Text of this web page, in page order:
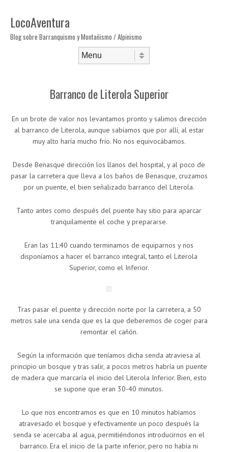
LocoAventura
Blog sobre Barranquismo y Montañismo / Alpinismo
Barranco de Literola Superior
En un brote de valor nos levantamos pronto y salimos dirección
al barranco de Literola, aunque sabíamos que por allí, al estar
muy alto haría mucho frío. No nos equivocábamos.
Desde Benasque dirección los llanos del hospital, y al poco de
pasar la carretera que lleva a los baños de Benasque, cruzamos
por un puente, el bien señalizado barranco del Literola.
Tanto antes como después del puente hay sitio para aparcar
tranquilamente el coche y prepararse.
Eran las 11:40 cuando terminamos de equiparnos y nos
disponíamos a hacer el barranco integral, tanto el Literola
Superior, como el Inferior.
Tras pasar el puente y dirección norte por la carretera, a 50
metros sale una senda que es la que deberemos de coger para
remontar el cañón.
Según la información que teníamos dicha senda atraviesa al
principio un bosque y tras salir, a pocos metros habría un puente
de madera que marcaría el inicio del Literola Inferior. Bien, esto
se supone que eran 30-40 minutos.
Lo que nos encontramos es que en 10 minutos habíamos
atravesado el bosque y efectivamente un poco después la
senda se acercaba al agua, permitiéndonos introducirnos en el
barranco. Era el inicio de la parte inferior, pero no había ni